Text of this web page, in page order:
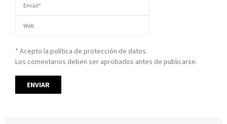
* Acepto la política de protección de datos.
Los comentarios deben ser aprobados antes de publicarse.